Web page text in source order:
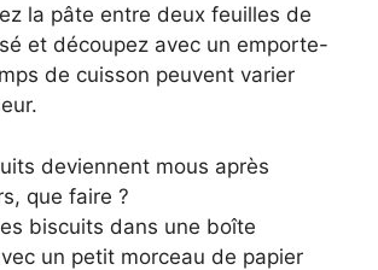
la pâte entre deux feuilles de
et découpez avec un emporte-
de cuisson peuvent varier
deviennent mous après
que faire ?
biscuits dans une boîte
un petit morceau de papier